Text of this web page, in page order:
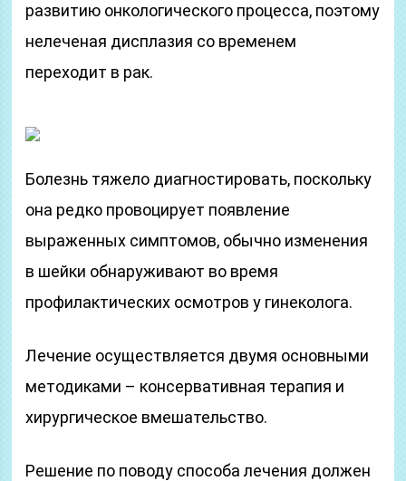
развитию онкологического процесса, поэтому
нелеченая дисплазия со временем
переходит в рак.
Болезнь тяжело диагностировать, поскольку
она редко провоцирует появление
выраженных симптомов, обычно изменения
в шейки обнаруживают во время
профилактических осмотров у гинеколога.
Лечение осуществляется двумя основными
методиками – консервативная терапия и
хирургическое вмешательство.
Решение по поводу способа лечения должен